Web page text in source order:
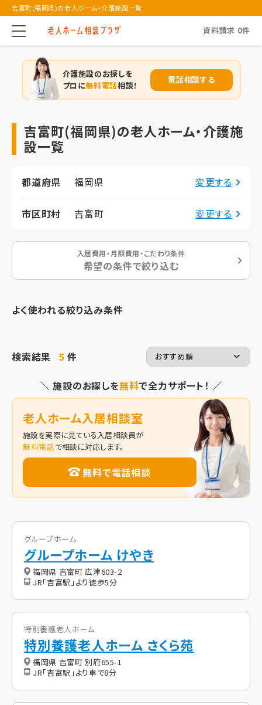
吉富町(福岡県)の老人ホーム・介護施設一覧
資料請求 0件
介護施設のお探しを
プロに無料電話相談！
電話相談する
吉富町(福岡県)の老人ホーム・介護施
設一覧
都道府県 福岡県 変更する
市区町村 吉富町 変更する
入居費用・月額費用・こだわり条件
希望の条件で絞り込む
よく使われる絞り込み条件
検索結果 5 件
＼ 施設のお探しを無料で全力サポート！ ／
老人ホーム入居相談室
施設を実際に見ている入居相談員が
無料電話で相談に対応します。
無料で電話相談
グループホーム
グループホーム けやき
福岡県 吉富町 広津603-2
JR「吉富駅」より徒歩5分
特別養護老人ホーム
特別養護老人ホーム さくら苑
福岡県 吉富町 別府655-1
JR「吉富駅」より車で8分